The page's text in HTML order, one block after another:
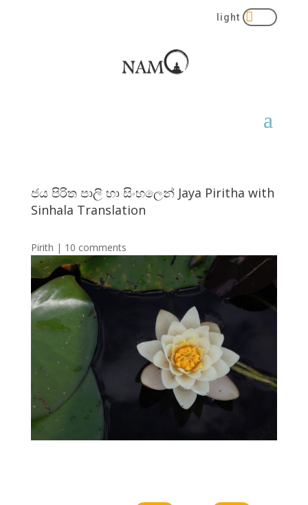

ජය පිරිත පාලි හා සිංහලෙන් Jaya Piritha with
Sinhala Translation
Pirith | 10 comments